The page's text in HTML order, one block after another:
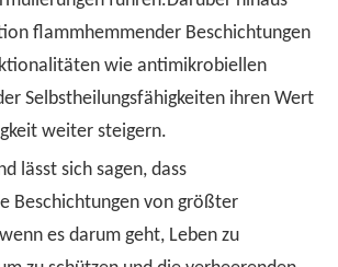
flammhemmender Beschichtungen
wie antimikrobiellen
Selbstheilungsfähigkeiten ihren Wert
weiter steigern.
lässt sich sagen, dass
Beschichtungen von größter
es darum geht, Leben zu